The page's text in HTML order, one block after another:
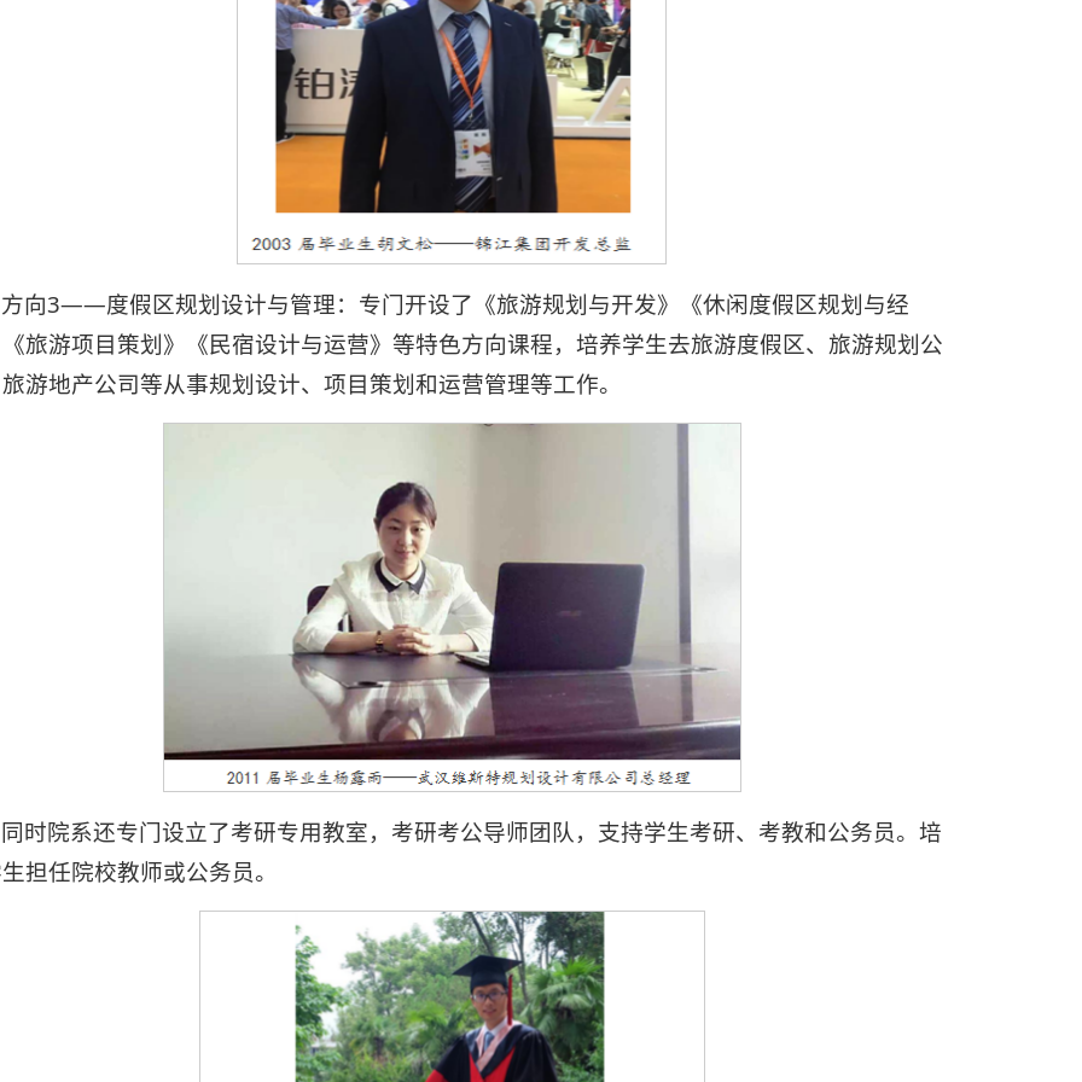
方向3——度假区规划设计与管理：专门开设了《旅游规划与开发》《休闲度假区规划与经
旅游项目策划》《民宿设计与运营》等特色方向课程，培养学生去旅游度假区、旅游规划公
游地产公司等从事规划设计、项目策划和运营管理等工作。
同时院系还专门设立了考研专用教室，考研考公导师团队，支持学生考研、考教和公务员。培
担任院校教师或公务员。